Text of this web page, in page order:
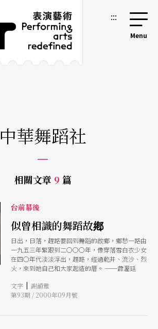
:::
中華舞蹈社
相關文章 9 篇
台前幕後
似曾相識的舞蹈故鄕
日出，日落，趕路要回到舞蹈的故鄉，鄉愁一路由
一九五三年緊跟到二〇〇〇年，像穿落雪白衣少女
在四〇年代淡淡浮出，趕路，經過乾井、流沙、烈
火，來到她自己和大家起造的厝。 ──蕭渥廷
文字 | 謝韻雅
第93期 / 2000年09月號